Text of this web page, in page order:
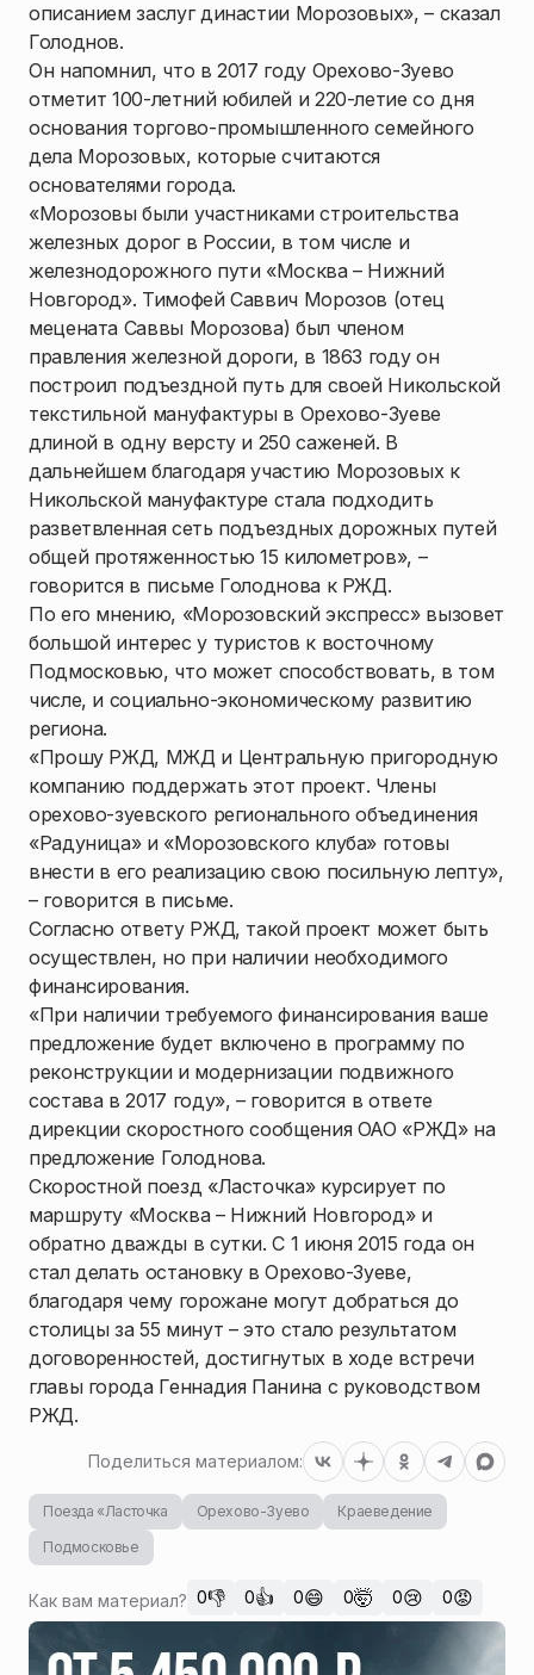
описанием заслуг династии Морозовых», – сказал
Голоднов.
Он напомнил, что в 2017 году Орехово-Зуево
отметит 100-летний юбилей и 220-летие со дня
основания торгово-промышленного семейного
дела Морозовых, которые считаются
основателями города.
«Морозовы были участниками строительства
железных дорог в России, в том числе и
железнодорожного пути «Москва – Нижний
Новгород». Тимофей Саввич Морозов (отец
мецената Саввы Морозова) был членом
правления железной дороги, в 1863 году он
построил подъездной путь для своей Никольской
текстильной мануфактуры в Орехово-Зуеве
длиной в одну версту и 250 саженей. В
дальнейшем благодаря участию Морозовых к
Никольской мануфактуре стала подходить
разветвленная сеть подъездных дорожных путей
общей протяженностью 15 километров», –
говорится в письме Голоднова к РЖД.
По его мнению, «Морозовский экспресс» вызовет
большой интерес у туристов к восточному
Подмосковью, что может способствовать, в том
числе, и социально-экономическому развитию
региона.
«Прошу РЖД, МЖД и Центральную пригородную
компанию поддержать этот проект. Члены
орехово-зуевского регионального объединения
«Радуница» и «Морозовского клуба» готовы
внести в его реализацию свою посильную лепту»,
– говорится в письме.
Согласно ответу РЖД, такой проект может быть
осуществлен, но при наличии необходимого
финансирования.
«При наличии требуемого финансирования ваше
предложение будет включено в программу по
реконструкции и модернизации подвижного
состава в 2017 году», – говорится в ответе
дирекции скоростного сообщения ОАО «РЖД» на
предложение Голоднова.
Скоростной поезд «Ласточка» курсирует по
маршруту «Москва – Нижний Новгород» и
обратно дважды в сутки. С 1 июня 2015 года он
стал делать остановку в Орехово-Зуеве,
благодаря чему горожане могут добраться до
столицы за 55 минут – это стало результатом
договоренностей, достигнутых в ходе встречи
главы города Геннадия Панина с руководством
РЖД.
Поделиться материалом:
Поезда «Ласточка Орехово-Зуево
Краеведение
Подмосковье
Как вам материал? 0👎 0👍 0😄 0🤯 0😢 0😡